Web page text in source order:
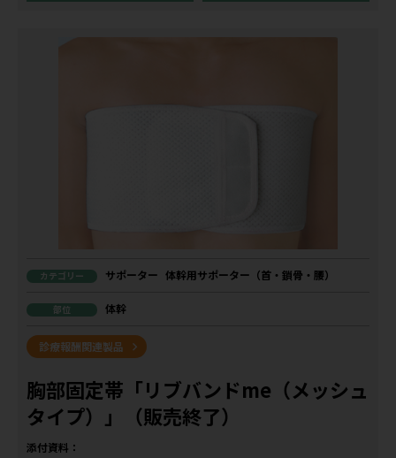
カテゴリー サポーター 体幹用サポーター（首・鎖骨・腰）
部位 体幹
診療報酬関連製品
胸部固定帯「リブバンドme（メッシュ
タイプ）」（販売終了）
添付資料：